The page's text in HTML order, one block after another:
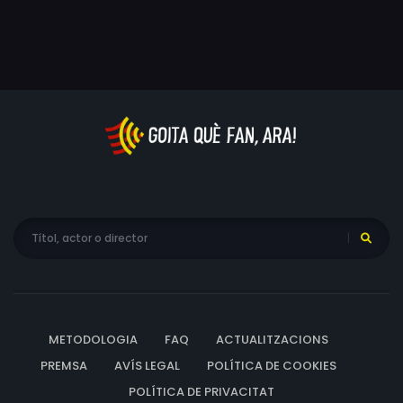
METODOLOGIA FAQ
ACTUALITZACIONS
PREMSA
AVÍS LEGAL
POLÍTICA DE COOKIES
POLÍTICA DE PRIVACITAT